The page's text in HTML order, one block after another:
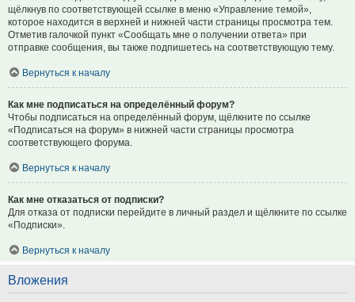
щёлкнув по соответствующей ссылке в меню «Управление темой»,
которое находится в верхней и нижней части страницы просмотра тем.
Отметив галочкой пункт «Сообщать мне о получении ответа» при
отправке сообщения, вы также подпишетесь на соответствующую тему.
Вернуться к началу
Как мне подписаться на определённый форум?
Чтобы подписаться на определённый форум, щёлкните по ссылке
«Подписаться на форум» в нижней части страницы просмотра
соответствующего форума.
Вернуться к началу
Как мне отказаться от подписки?
Для отказа от подписки перейдите в личный раздел и щёлкните по ссылке
«Подписки».
Вернуться к началу
Вложения